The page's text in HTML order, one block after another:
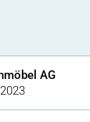
AG